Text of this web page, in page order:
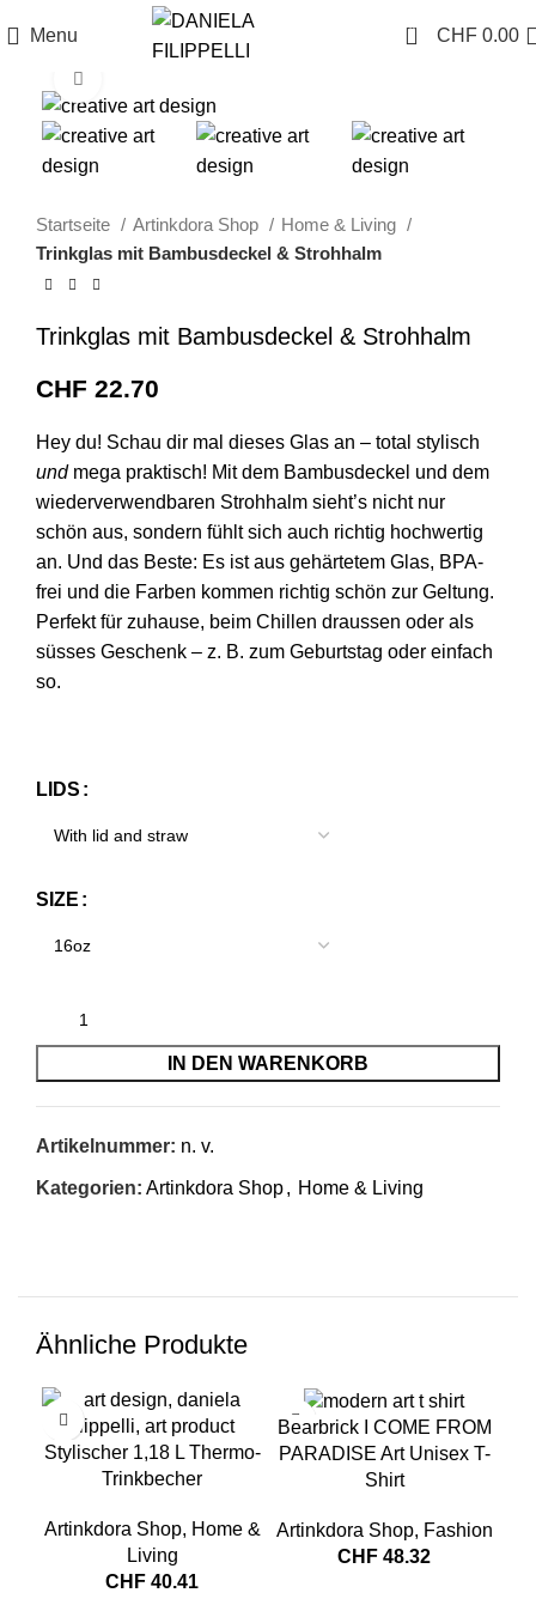
Menu 0 CHF 0.00
Startseite Artinkdora Shop
Home & Living
Trinkglas mit Bambusdeckel & Strohhalm
Trinkglas mit Bambusdeckel & Strohhalm
CHF 22.70
Hey du! Schau dir mal dieses Glas an – total stylisch
undmega praktisch! Mit dem Bambusdeckel und dem
wiederverwendbaren Strohhalm sieht’s nicht nur
schön aus, sondern fühlt sich auch richtig hochwertig
an. Und das Beste: Es ist aus gehärtetem Glas, BPA-
frei und die Farben kommen richtig schön zur Geltung.
Perfekt für zuhause, beim Chillen draussen oder als
süsses Geschenk – z. B. zum Geburtstag oder einfach
so.
LIDS
SIZE
IN DEN WARENKORB
Artikelnummer: n. v.
Kategorien: Artinkdora Shop, Home & Living
Ähnliche Produkte
Stylischer 1,18 L Thermo-
Trinkbecher
Artinkdora Shop, Home &
Living
CHF 40.41
Bearbrick I COME FROM
PARADISE Art Unisex T-
Shirt
Artinkdora Shop, Fashion
CHF 48.32